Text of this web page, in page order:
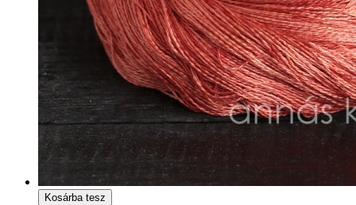
Kosárba tesz